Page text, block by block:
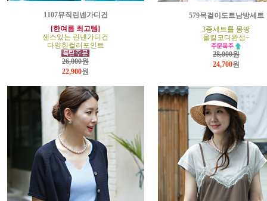
1107뮤직린넨가디건
[한여름 최고템]
센스있는 린넨가디건
다양한컬러포인트
26,000원
22,900원
579목걸이도트남방세트
3종세트를 몽땅
올킬코디완성~
28,000원
24,700원